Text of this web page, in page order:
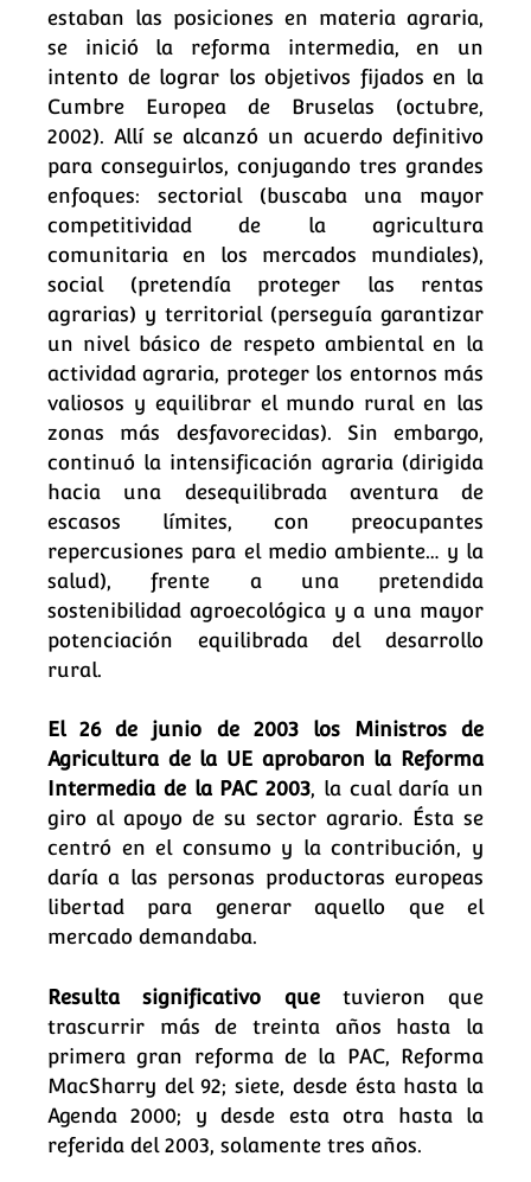
estaban las posiciones en materia agraria,
se inició la reforma intermedia, en un
intento de lograr los objetivos fijados en la
Cumbre Europea de Bruselas (octubre,
2002). Allí se alcanzó un acuerdo definitivo
para conseguirlos, conjugando tres grandes
enfoques: sectorial (buscaba una mayor
competitividad de la agricultura
comunitaria en los mercados mundiales),
social (pretendía proteger las rentas
agrarias) y territorial (perseguía garantizar
un nivel básico de respeto ambiental en la
actividad agraria, proteger los entornos más
valiosos y equilibrar el mundo rural en las
zonas más desfavorecidas). Sin embargo,
continuó la intensificación agraria (dirigida
hacia una desequilibrada aventura de
escasos límites, con preocupantes
repercusiones para el medio ambiente… y la
salud), frente a una pretendida
sostenibilidad agroecológica y a una mayor
potenciación equilibrada del desarrollo
rural.
El 26 de junio de 2003
los Ministros de
Agricultura de la UE aprobaron la Reforma
Intermedia de la PAC 2003, la cual daría un
giro al apoyo de su sector agrario. Ésta se
centró en el consumo y la contribución, y
daría a las personas productoras europeas
libertad para generar aquello que el
mercado demandaba.
Resulta significativo quetuvieron que
trascurrir más de treinta años hasta la
primera gran reforma de la PAC, Reforma
MacSharry del 92; siete, desde ésta hasta la
Agenda 2000; y desde esta otra hasta la
referida del 2003, solamente tres años.